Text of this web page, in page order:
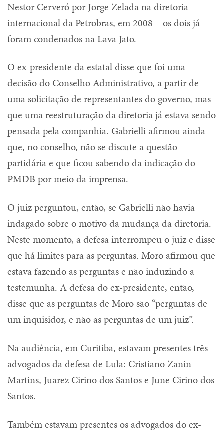
Nestor Cerveró por Jorge Zelada na diretoria
internacional da Petrobras, em 2008 – os dois já
foram condenados na Lava Jato.
O ex-presidente da estatal disse que foi uma
decisão do Conselho Administrativo, a partir de
uma solicitação de representantes do governo, mas
que uma reestruturação da diretoria já estava sendo
pensada pela companhia. Gabrielli afirmou ainda
que, no conselho, não se discute a questão
partidária e que ficou sabendo da indicação do
PMDB por meio da imprensa.
O juiz perguntou, então, se Gabrielli não havia
indagado sobre o motivo da mudança da diretoria.
Neste momento, a defesa interrompeu o juiz e disse
que há limites para as perguntas. Moro afirmou que
estava fazendo as perguntas e não induzindo a
testemunha. A defesa do ex-presidente, então,
disse que as perguntas de Moro são “perguntas de
um inquisidor, e não as perguntas de um juiz”.
Na audiência, em Curitiba, estavam presentes três
advogados da defesa de Lula: Cristiano Zanin
Martins, Juarez Cirino dos Santos e June Cirino dos
Santos.
Também estavam presentes os advogados do ex-